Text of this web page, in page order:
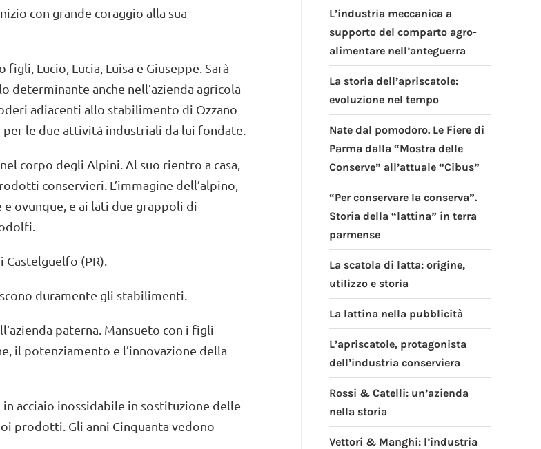
con grande coraggio alla sua
Lucio, Lucia, Luisa e Giuseppe. Sarà
determinante anche nell’azienda agricola
adiacenti allo stabilimento di Ozzano
le due attività industriali da lui fondate.
corpo degli Alpini. Al suo rientro a casa,
conservieri. L’immagine dell’alpino,
ovunque, e ai lati due grappoli di
(PR).
duramente gli stabilimenti.
paterna. Mansueto con i figli
il potenziamento e l’innovazione della
acciaio inossidabile in sostituzione delle
prodotti. Gli anni Cinquanta vedono
L’industria meccanica a
supporto del comparto agro-
alimentare nell’anteguerra
La storia dell’apriscatole:
evoluzione nel tempo
Nate dal pomodoro. Le Fiere di
Parma dalla “Mostra delle
Conserve” all’attuale “Cibus”
“Per conservare la conserva”.
Storia della “lattina” in terra
parmense
La scatola di latta: origine,
utilizzo e storia
La lattina nella pubblicità
L’apriscatole, protagonista
dell’industria conserviera
Rossi & Catelli: un’azienda
nella storia
Vettori & Manghi: l’industria